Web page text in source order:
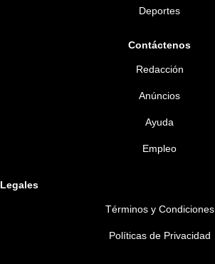
Deportes
Contáctenos
Redacción
Anúncios
Ayuda
Empleo
Legales
Términos y Condiciones
Políticas de Privacidad